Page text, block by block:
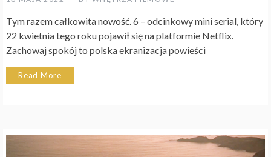
Tym razem całkowita nowość. 6 – odcinkowy mini serial, który
22 kwietnia tego roku pojawił się na platformie Netflix.
Zachowaj spokój to polska ekranizacja powieści
Read More